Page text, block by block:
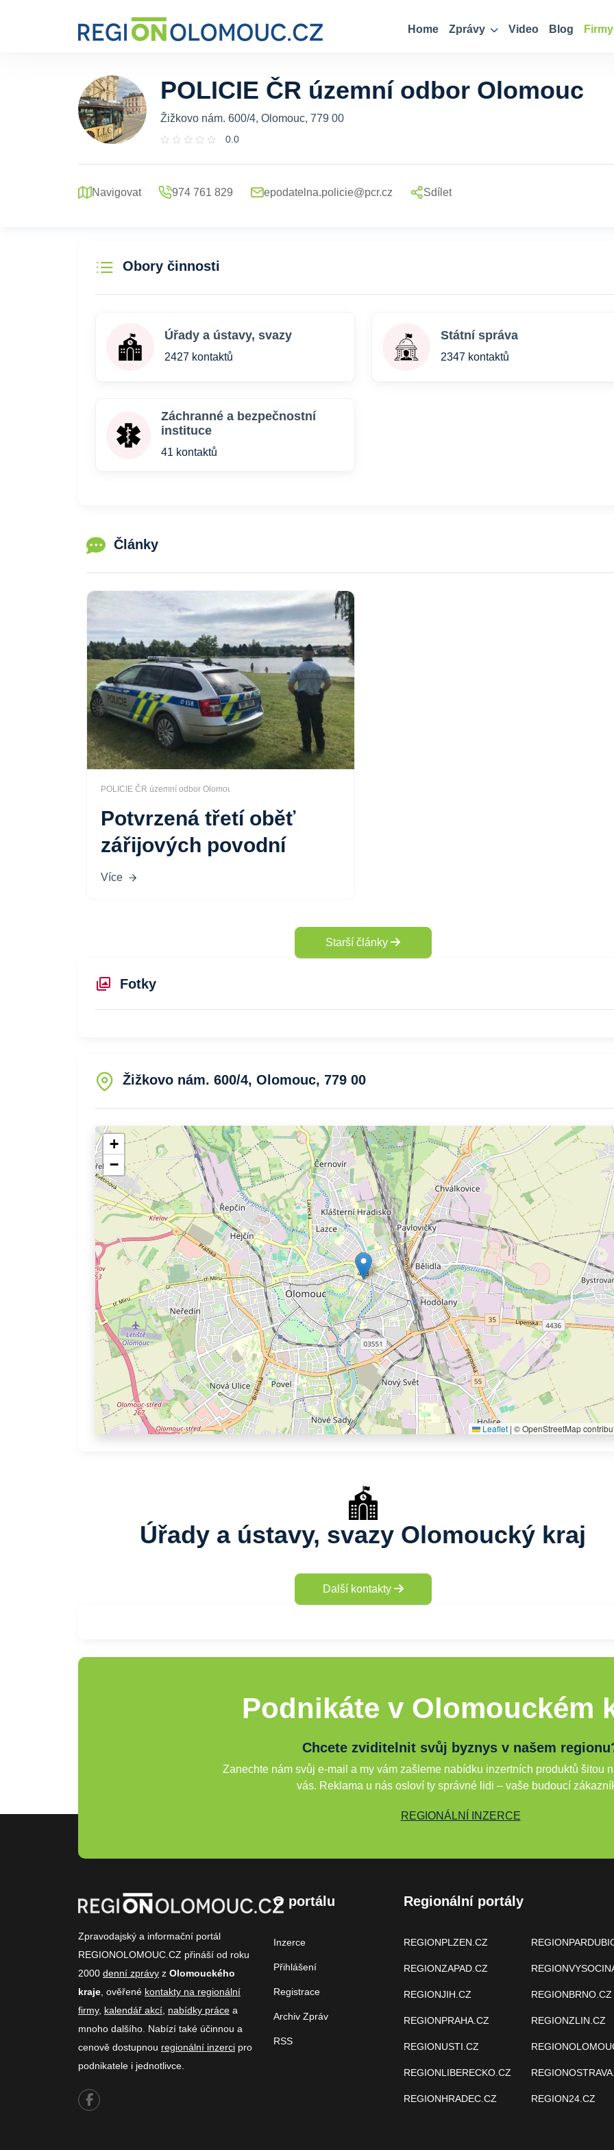
Home Zprávy Video Blog Firmy
POLICIE ČR územní odbor Olomouc
Žižkovo nám. 600/4, Olomouc, 779 00
0.0
Navigovat 974 761 829 epodatelna.policie@pcr.cz Sdílet
Obory činnosti
Úřady a ústavy, svazy
2427 kontaktů
Státní správa
2347 kontaktů
Záchranné a bezpečnostní
instituce
41 kontaktů
Články
POLICIE ČR územní odbor Olomouc
Potvrzená třetí oběť
zářijových povodní
Více
Starší články
Fotky
Žižkovo nám. 600/4, Olomouc, 779 00
+
−
Leaflet | © OpenStreetMap
Úřady a ústavy, svazy Olomoucký kraj
Další kontakty
Podnikáte v Olomouckém
Chcete zviditelnit svůj byznys v našem
Zanechte nám svůj e-mail a my vám zašleme nabídku inzertních produktů šitou
vás. Reklama u nás osloví ty správné lidi – vaše budoucí
REGIONÁLNÍ INZERCE
Zpravodajský a informační portál
REGIONOLOMOUC.CZ přináší od roku
2000 denní zprávy z Olomouckého
kraje , ověřené kontakty na regionální
firmy, kalendář akcí nabídky práce a
mnoho dalšího. Nabízí také účinnou a
cenově dostupnou regionální inzerci pro
podnikatele i jednotlivce.
O portálu
Inzerce
Přihlášení
Registrace
Archiv Zpráv
RSS
Regionální portály
REGIONPLZEN.CZ
REGIONZAPAD.CZ
REGIONJIH.CZ
REGIONPRAHA.CZ
REGIONUSTI.CZ
REGIONLIBERECKO.CZ
REGIONHRADEC.CZ
REGIONBRNO.CZ
REGIONZLIN.CZ
REGION24.CZ